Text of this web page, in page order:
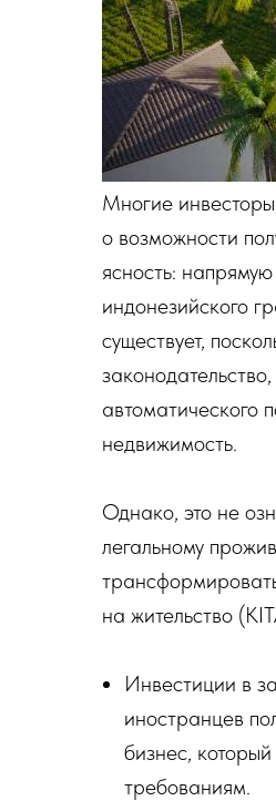
Многие
о возможности
ясность:
индонезийского
существует,
автоматического
недвижимость.
Однако, это не
легальному
на жительство
Инвестиции в
иностранцев
бизнес,
требованиям.